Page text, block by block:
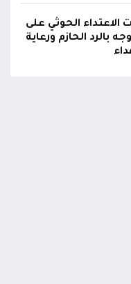
الاعتداء الحوثي على
بالرد الحازم ورعاية